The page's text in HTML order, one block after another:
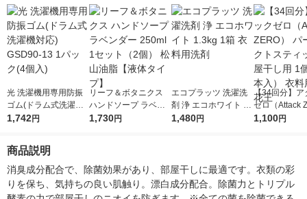
光 洗濯機用専用防振
ゴム(ドラム式洗濯機
対応) GSD90-13 1パ
1,742円
リーフ＆ボタニクス
ハンドソープ ラベン
ダー 250ml 1セット
1,730円
エコプラッツ 洗濯洗
剤 浄 エコホワイト 1.
3kg 1箱 衣料用洗剤
1,480円
【34回分】ア
ゼロ（Attack
パーフェクト
1,100円
商品説明
消臭成分配合で、除菌効果があり、部屋干しに最適です。衣類の彩
りを保ち、気持ちの良い肌触り。漂白成分配合。除菌力とトリプル